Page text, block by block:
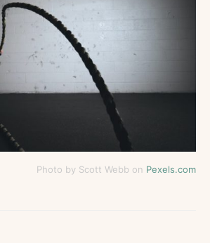
Photo by Scott Webb on Pexels.com